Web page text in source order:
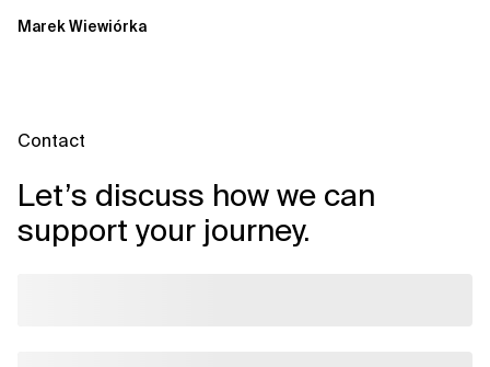
Datenkataloge in Data...
Marek Wiewiórka
Contact
Let’s discuss how we can
support your journey.